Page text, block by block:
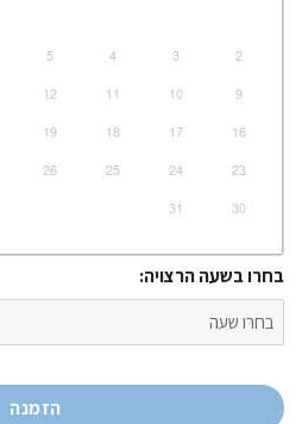
2
3
4
5
9
10
11
12
16
17
18
19
23
24
25
26
30
31
בחרו בשעה הרצויה:
הזמנה